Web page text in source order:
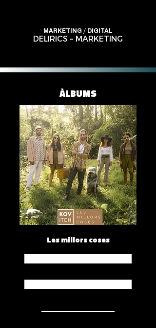
MARKETING / DIGITAL
DELIRICS – MARKETING
ÀLBUMS
Les millors coses